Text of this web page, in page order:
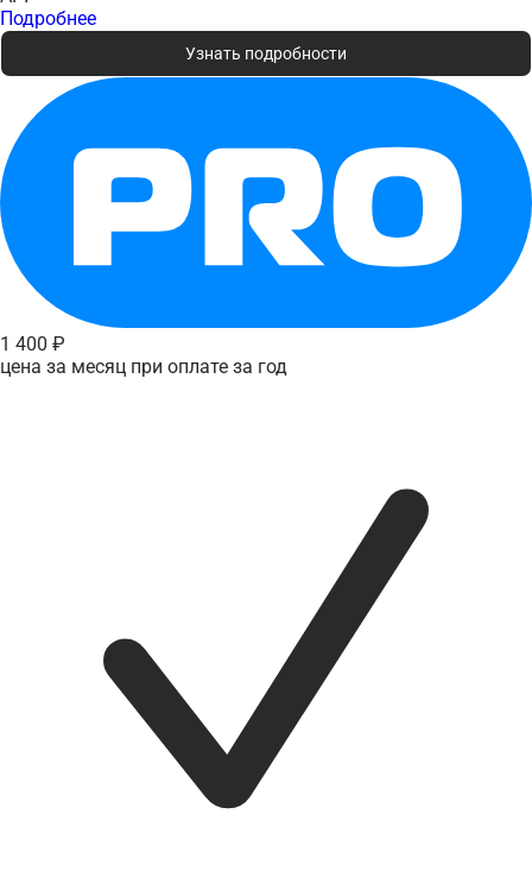
Подробнее
Узнать подробности
1 400 ₽
цена за месяц при оплате за год